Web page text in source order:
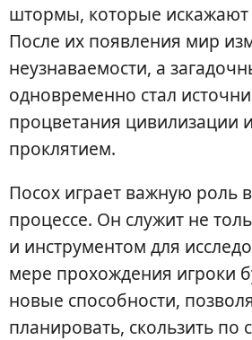
штормы, которые искажают
После их появления мир
неузнаваемости, а
одновременно стал
процветания цивилизации
проклятием.
Посох играет важную роль
процессе. Он служит не
и инструментом для
мере прохождения игроки
новые способности,
планировать, скользить по